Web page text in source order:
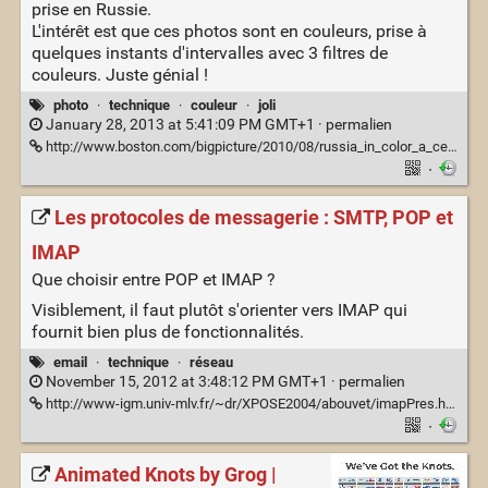
prise en Russie.
L'intérêt est que ces photos sont en couleurs, prise à
quelques instants d'intervalles avec 3 filtres de
couleurs. Juste génial !
photo · technique · couleur · joli
January 28, 2013 at 5:41:09 PM GMT+1 · permalien
http://www.boston.com/bigpicture/2010/08/russia_in_color_a_century_ago.html
·
Les protocoles de messagerie : SMTP, POP et
IMAP
Que choisir entre POP et IMAP ?
Visiblement, il faut plutôt s'orienter vers IMAP qui
fournit bien plus de fonctionnalités.
email · technique · réseau
November 15, 2012 at 3:48:12 PM GMT+1 · permalien
http://www-igm.univ-mlv.fr/~dr/XPOSE2004/abouvet/imapPres.htm
·
Animated Knots by Grog |